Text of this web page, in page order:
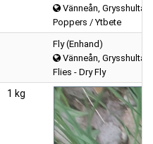
Vänneån,
Poppers / Ytbete
Fly (Enhand)
Vänneån,
Flies - Dry Fly
1 kg